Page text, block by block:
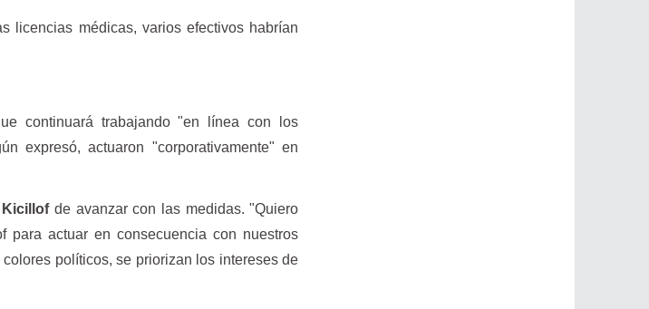
licencias médicas, varios efectivos habrían
continuará trabajando "en línea con los
expresó, actuaron "corporativamente" en
Kicillofde avanzar con las medidas. "Quiero
para actuar en consecuencia con nuestros
políticos, se priorizan los intereses de